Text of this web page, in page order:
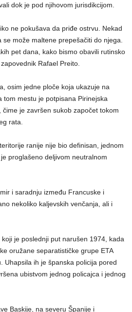
dok je pod njihovom jurisdikcijom.
ne pokušava da priđe ostrvu. Nekad
može maltene prepešačiti do njega.
pet dana, kako bismo obavili rutinsko
Rafael Preito.
osim jedne ploče koja ukazuje na
tom mestu je potpisana Pirinejska
je završen sukob započet tokom
rata.
ranije nije bio definisan, jednom
proglašeno deljivom neutralnom
i saradnju između Francuske i
nekoliko kaljevskih venčanja, ali i
je poslednji put narušen 1974, kada
oružane separatističke grupe ETA
Uhapsila ih je španska policija pored
ubistvom jednog policajca i jednog
Baskije, na severu Španije i